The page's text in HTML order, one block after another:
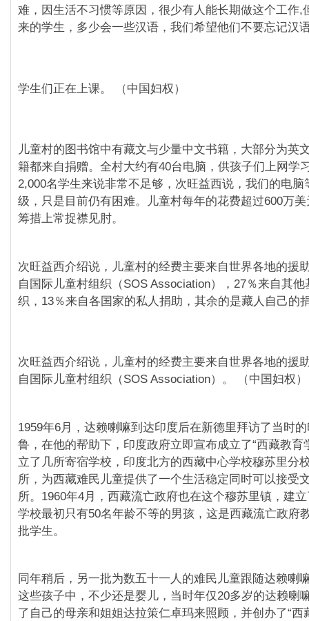
难，因生活不习惯等原因，很少有人能长期做这个工作,
来的学生，多少会一些汉语，我们希望他们不要忘记汉
学生们正在上课。 （中国妇权）
儿童村的图书馆中有藏文与少量中文书籍，大部分为英
籍都来自捐赠。全村大约有40台电脑，供孩子们上网学
2,000名学生来说非常不足够，次旺益西说，我们的电脑
级，只是目前仍有困难。儿童村每年的花费超过600万
筹措上常捉襟见肘。
次旺益西介绍说，儿童村的经费主要来自世界各地的援
自国际儿童村组织（SOS Association），27％来自其
织，13％来自各国家的私人捐助，其余的是藏人自己的
次旺益西介绍说，儿童村的经费主要来自世界各地的援
自国际儿童村组织（SOS Association）。 （中国妇权）
1959年6月，达赖喇嘛到达印度后在新德里拜访了当时
鲁，在他的帮助下，印度政府立即宣布成立了“西藏教育
立了几所寄宿学校，印度北方的西藏中心学校穆苏里分
所，为西藏难民儿童提供了一个生活稳定同时可以接受
所。1960年4月，西藏流亡政府也在这个穆苏里镇，建
学校最初只有50名年龄不等的男孩，这是西藏流亡政府
批学生。
同年稍后，另一批为数五十一人的难民儿童跟随达赖喇
这些孩子中，不少还是婴儿，当时年仅20多岁的达赖喇
了自己的母亲和姐姐达拉策仁卓玛来照顾，并创办了“西